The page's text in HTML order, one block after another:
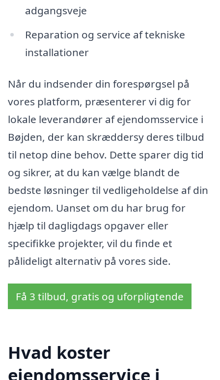
adgangsveje
Reparation og service af tekniske
installationer
Når du indsender din forespørgsel på
vores platform, præsenterer vi dig for
lokale leverandører af ejendomsservice i
Bøjden, der kan skræddersy deres tilbud
til netop dine behov. Dette sparer dig tid
og sikrer, at du kan vælge blandt de
bedste løsninger til vedligeholdelse af din
ejendom. Uanset om du har brug for
hjælp til dagligdags opgaver eller
specifikke projekter, vil du finde et
pålideligt alternativ på vores side.
Få 3 tilbud, gratis og uforpligtende
Hvad koster
ejendomsservice i